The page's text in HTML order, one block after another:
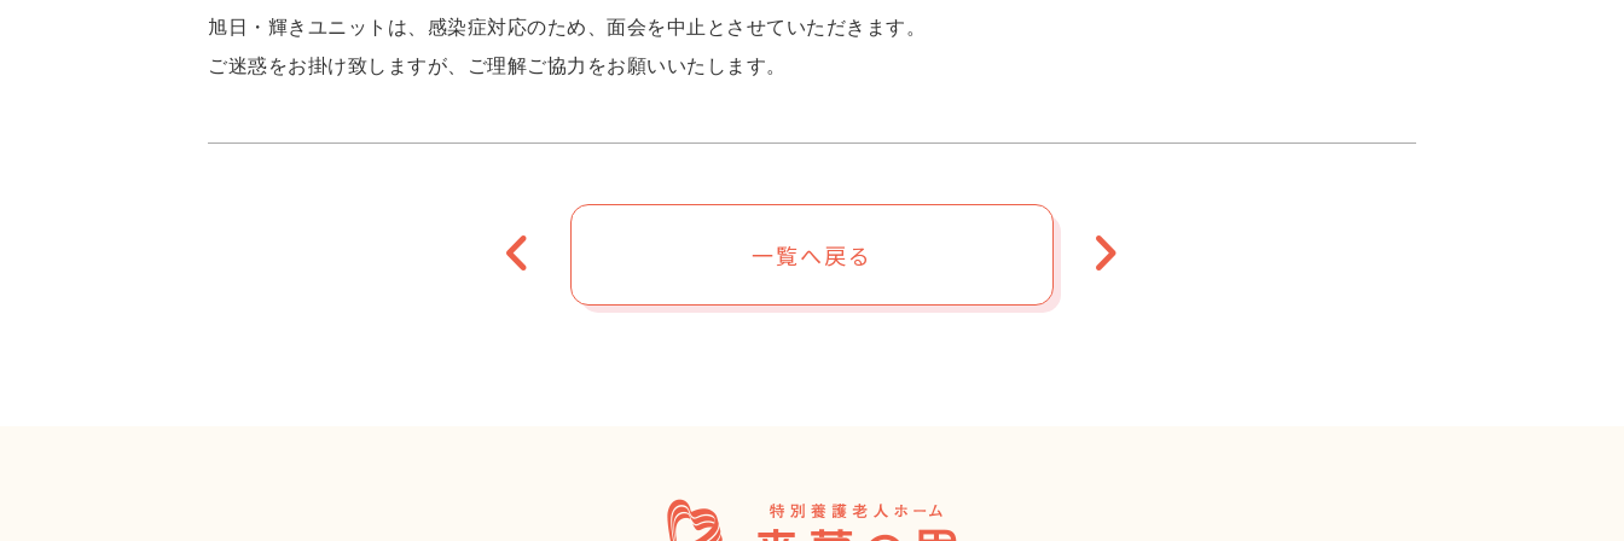
旭日・輝きユニットは、感染症対応のため、面会を中止とさせていただきます。
ご迷惑をお掛け致しますが、ご理解ご協力をお願いいたします。
一覧へ戻る